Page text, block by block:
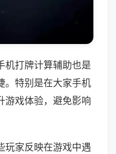
机打牌计算辅助也是
。特别是在大家手机
游戏体验，避免影响
玩家反映在游戏中遇